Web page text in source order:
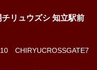
チリュウズシ 知立駅前
CHIRYUCROSSGATE7